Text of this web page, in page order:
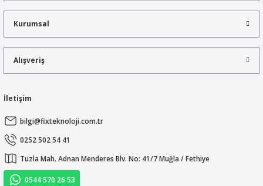
Kurumsal
Alışveriş
İletişim
bilgi@fixteknoloji.com.tr
0252 502 54 41
Tuzla Mah. Adnan Menderes Blv. No: 41/7 Muğla / Fethiye
0544 570 26 53